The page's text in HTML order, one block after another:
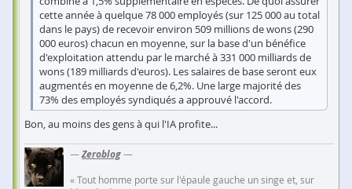
cette année à quelque 78 000 employés (sur 125 000 au total
dans le pays) de recevoir environ 509 millions de wons (290
000 euros) chacun en moyenne, sur la base d'un bénéfice
d'exploitation attendu par le marché à 331 000 milliards de
wons (189 milliards d'euros). Les salaires de base seront eux
augmentés en moyenne de 6,2%. Une large majorité des
73% des employés syndiqués a approuvé l'accord.
Bon, au moins des gens à qui l'IA profite...
—Zeroblog—
« Tout homme porte sur l'épaule gauche un singe et, sur